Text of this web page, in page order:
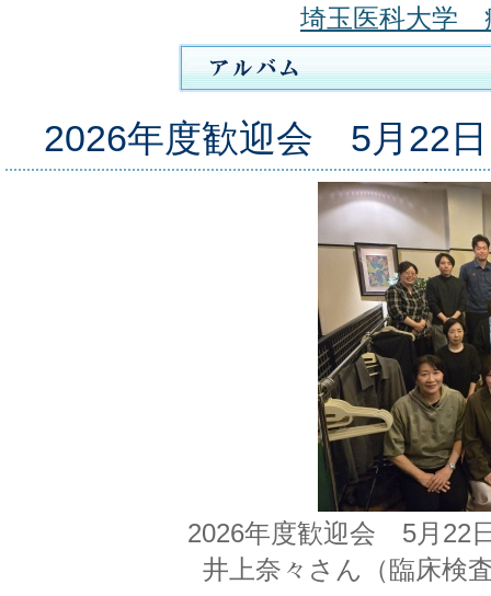
埼玉医科大学
2026年度歓迎会 5月22
2026年度歓迎会 5月22
井上奈々さん（臨床検